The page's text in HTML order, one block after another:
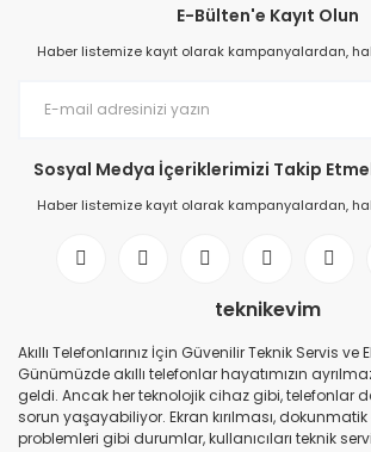
E-Bülten'e Kayıt Olun
Haber listemize kayıt olarak kampanyalardan,
Sosyal Medya İçeriklerimizi Takip
Haber listemize kayıt olarak kampanyalardan,
teknikevim
Akıllı Telefonlarınız İçin Güvenilir Teknik Servis ve
Günümüzde akıllı telefonlar hayatımızın
geldi. Ancak her teknolojik cihaz gibi, telefonlar
sorun yaşayabiliyor. Ekran kırılması, dokunmatik
problemleri gibi durumlar, kullanıcıları teknik